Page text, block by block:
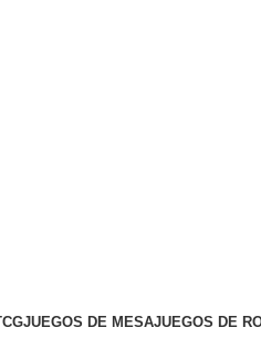
JUEGOS DE MESAJUEGOS DE